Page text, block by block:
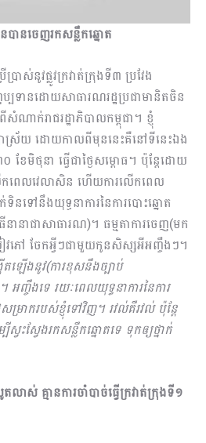
ានចេញរកសន្លឹកឆ្នោត
រាស់នូវផ្លូវក្រវាត់ក្រុងទី៣ ប្រវែង
ទានដោយសាធារណរដ្ឋប្រជាមានិតចិន
ណាក់រាជរដ្ឋាភិបាលកម្ពុជា។ ខ្ញុំ
ស្រ័យ ដោយកាលពីមុននេះគឺនៅទីនេះឯង
ខែមិថុនា ធ្វើជាថ្ងៃសម្ពោធ។ ប៉ុន្តែដោយ
កពេលវេលាសិន ហើយការលើកពេល
នទៅ​នឹងយុទ្ធនាការនៃការបោះឆ្នោត
ានាជាសា​ធារណ)។ ធម្មតាការចេញ(មក
វភៅ ចែកអ្វីៗជាមួយកូនសិស្សអីអញ្ចឹងៗ។
តឡើងនូវ(ការខុសនឹងច្បាប់
ញ្ចឹងទេ រយៈពេលយុទ្ធនាការនៃការ
ម្រាករបស់ខ្ញុំទៅវិញ។ រវល់គឺរវល់ ប៉ុន្តែ
ះស្វែងរកសន្លឹកឆ្នោតទេ ទុកឲ្យថ្នាក់
ាស់ គ្មានការចាំ​បាច់​ធ្វើក្រវាត់ក្រុងទី១